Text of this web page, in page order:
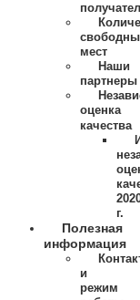
мест
Наши
партнеры
оценка
качества
г.
Полезная
информация
и
режим